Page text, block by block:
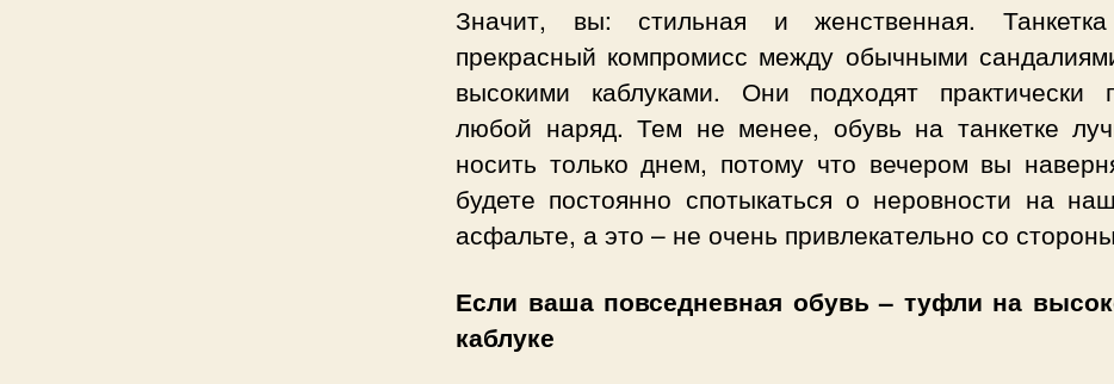
Значит, вы: стильная и женственная.
прекрасный компромисс между обычными
высокими каблуками. Они подходят практически
любой наряд. Тем не менее, обувь на танкетке
носить только днем, потому что вечером вы
будете постоянно спотыкаться о неровности на
асфальте, а это – не очень привлекательно со
Если ваша повседневная обувь – туфли на
каблуке